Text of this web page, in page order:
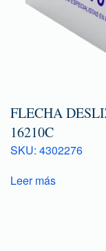
FLECHA
16210C
SKU: 4302276
Leer más